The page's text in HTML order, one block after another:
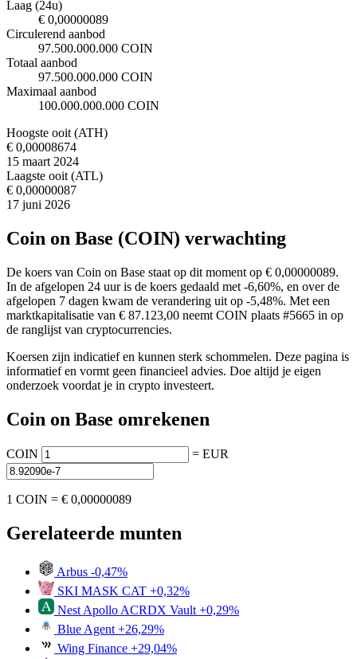
Laag (24u)
€ 0,00000089
Circulerend aanbod
97.500.000.000 COIN
Totaal aanbod
97.500.000.000 COIN
Maximaal aanbod
100.000.000.000 COIN
Hoogste ooit (ATH)
€ 0,00008674
15 maart 2024
Laagste ooit (ATL)
€ 0,00000087
17 juni 2026
Coin on Base (COIN) verwachting
De koers van Coin on Base staat op dit moment op € 0,00000089.
In de afgelopen 24 uur is de koers gedaald met -6,60%, en over de
afgelopen 7 dagen kwam de verandering uit op -5,48%. Met een
marktkapitalisatie van € 87.123,00 neemt COIN plaats #5665 in op
de ranglijst van cryptocurrencies.
Koersen zijn indicatief en kunnen sterk schommelen. Deze pagina is
informatief en vormt geen financieel advies. Doe altijd je eigen
onderzoek voordat je in crypto investeert.
Coin on Base omrekenen
COIN = EUR
1 COIN = € 0,00000089
Gerelateerde munten
Arbus -0,47%
SKI MASK CAT +0,32%
Nest Apollo ACRDX Vault +0,29%
Blue Agent +26,29%
Wing Finance +29,04%